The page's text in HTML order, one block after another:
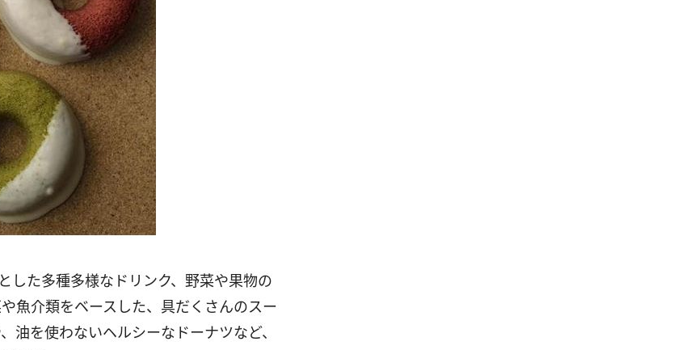
した多種多様なドリンク、野菜や果物の
魚介類をベースした、具だくさんのスー
油を使わないヘルシーなドーナツなど、